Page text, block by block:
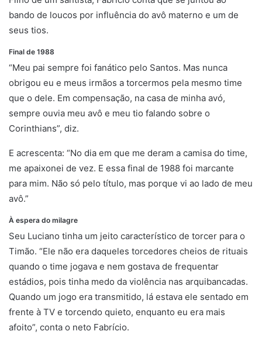
bando de loucos por influência do avô materno e um de
seus tios.
Final de 1988
“Meu pai sempre foi fanático pelo Santos. Mas nunca
obrigou eu e meus irmãos a torcermos pela mesmo time
que o dele. Em compensação, na casa de minha avó,
sempre ouvia meu avô e meu tio falando sobre o
Corinthians”, diz.
E acrescenta: “No dia em que me deram a camisa do time,
me apaixonei de vez. E essa final de 1988 foi marcante
para mim. Não só pelo título, mas porque vi ao lado de meu
avô.”
À espera do milagre
Seu Luciano tinha um jeito característico de torcer para o
Timão. “Ele não era daqueles torcedores cheios de rituais
quando o time jogava e nem gostava de frequentar
estádios, pois tinha medo da violência nas arquibancadas.
Quando um jogo era transmitido, lá estava ele sentado em
frente à TV e torcendo quieto, enquanto eu era mais
afoito”, conta o neto Fabrício.